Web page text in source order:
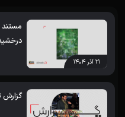
۲۱ آذر ۱۴۰۴
گزارش